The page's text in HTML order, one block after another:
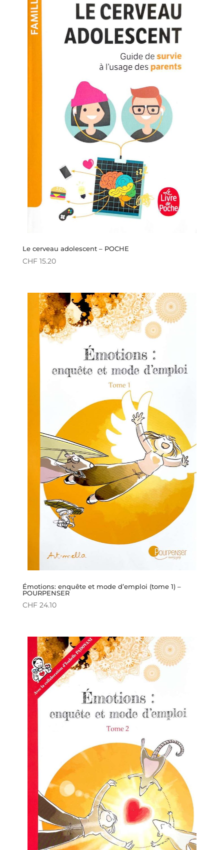
Le cerveau adolescent – POCHE
CHF15.20
Émotions: enquête et mode d’emploi (tome 1) –
POURPENSER
CHF24.10